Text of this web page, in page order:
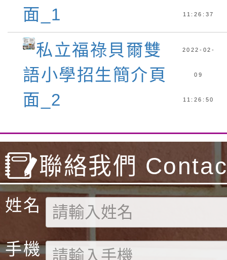
面_1
11:26:37
私立福祿貝爾雙
語小學招生簡介頁
面_2
2022-02-
09
11:26:50
聯絡我們
姓名
手機